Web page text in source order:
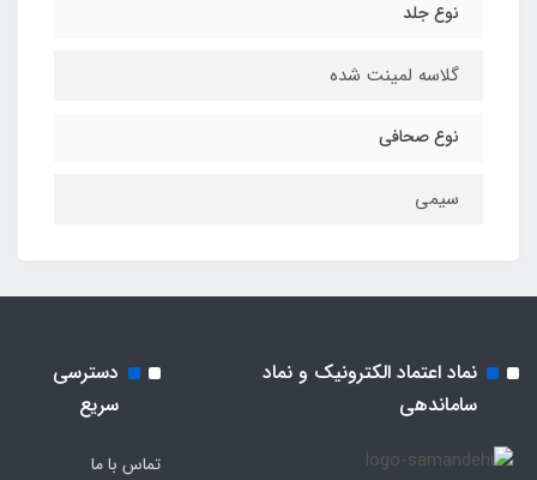
نوع جلد
گلاسه لمینت شده
نوع صحافی
سیمی
نماد اعتماد الکترونیک و نماد
ساماندهی
دسترسی
سریع
تماس با ما